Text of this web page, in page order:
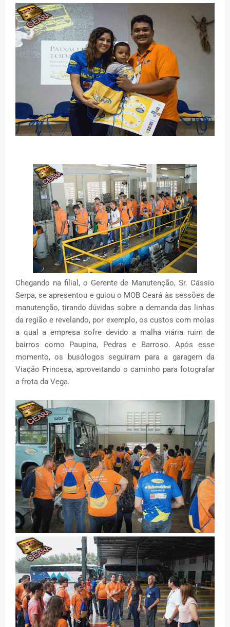
Chegando na filial, o Gerente de Manutenção, Sr. Cássio
Serpa, se apresentou e guiou o MOB Ceará às sessões de
manutenção, tirando dúvidas sobre a demanda das linhas
da região e revelando, por exemplo, os custos com molas
a qual a empresa sofre devido a malha viária ruim de
bairros como Paupina, Pedras e Barroso. Após esse
momento, os busólogos seguiram para a garagem da
Viação Princesa, aproveitando o caminho para fotografar
a frota da Vega.